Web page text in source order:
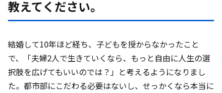
んだことや感じたことはありますか？
卒隊後のお仕事について教えてください。
教えてください。
結婚して10年ほど経ち、子どもを授からなかったこと
で、「夫婦2人で生きていくなら、もっと自由に人生の選
択肢を広げてもいいのでは？」と考えるようになりまし
た。都市部にこだわる必要はないし、せっかくなら本当に